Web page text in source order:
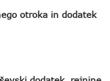
otroka in dodatek